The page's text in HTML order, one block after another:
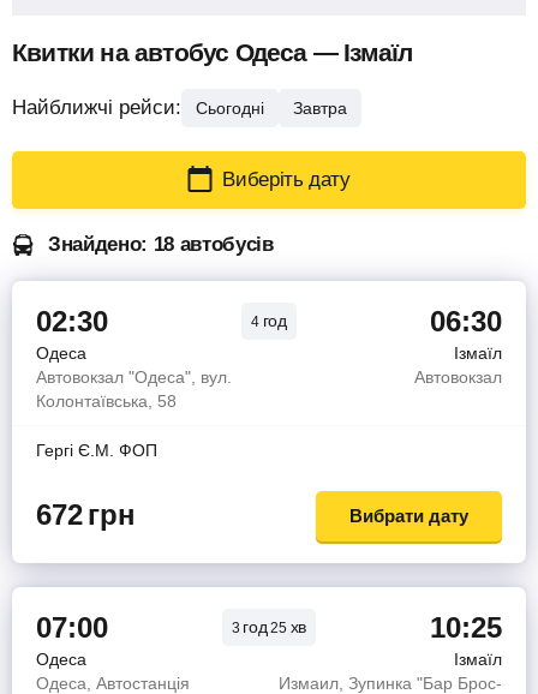
Квитки на автобус Одеса — Ізмаїл
Найближчі рейси: Сьогодні Завтра
Виберіть дату
Знайдено: 18 автобусів
02:30 4 год 06:30
Одеса
Ізмаїл
Автовокзал "Одеса", вул.
Колонтаївська, 58
Автовокзал
Гергi Є.М. ФОП
672грн Вибрати дату
07:00 3 год25 хв 10:25
Одеса
Ізмаїл
Одеса, Автостанція
Измаил, Зупинка "Бар Брос-